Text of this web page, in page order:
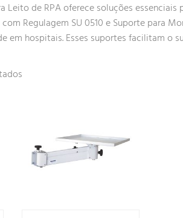
Leito de RPA oferece soluções
Regulagem SU 0510 e Suporte para
em hospitais. Esses suportes facilitam o